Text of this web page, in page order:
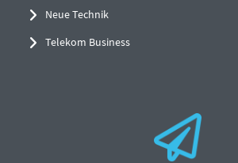
Neue Technik
Telekom Business